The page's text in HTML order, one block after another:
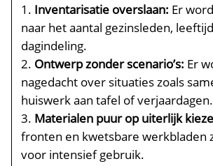
Inventarisatie overslaan: Er
naar het aantal gezinsleden,
dagindeling.​
Ontwerp zonder scenario’s: Er
nagedacht over situaties zoals
huiswerk aan tafel of verjaardagen.​
Materialen puur op uiterlijk
fronten en kwetsbare werkbladen
voor intensief gebruik.​